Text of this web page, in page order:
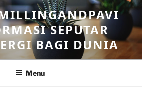
SEPUTAR
BAGI DUNIA
Menu